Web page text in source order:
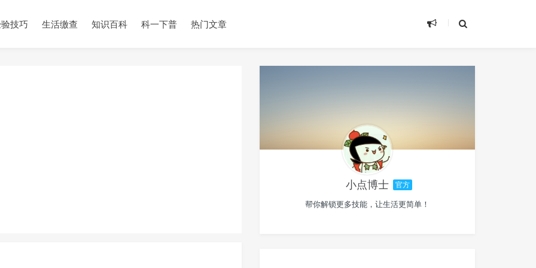
技巧 生活缴查 知识百科 科一下普 热门文章
小点博士 官方
帮你解锁更多技能，让生活更简单！